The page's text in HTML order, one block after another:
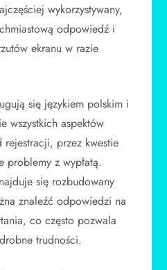
wykorzystywany,
odpowiedź i
ekranu w razie
się językiem polskim i
wszystkich aspektów
przez kwestie
problemy z wypłatą.
się rozbudowany
znaleźć odpowiedzi na
co często pozwala
trudności.